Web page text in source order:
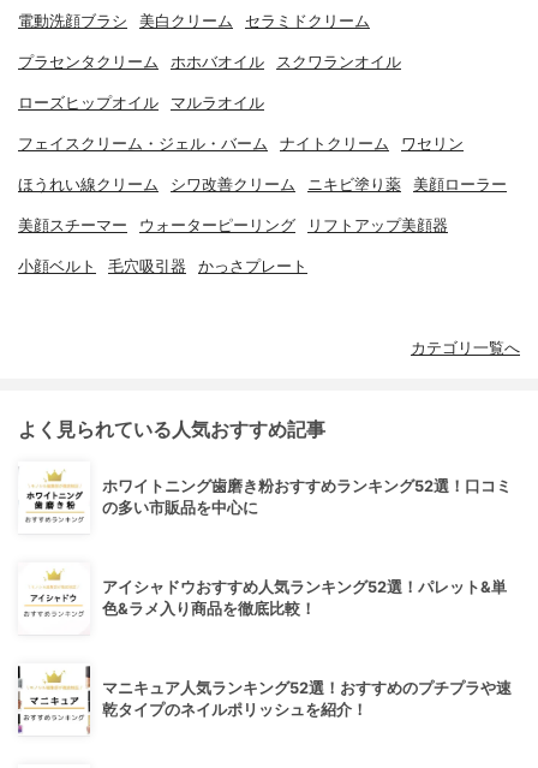
電動洗顔ブラシ 美白クリーム セラミドクリーム
プラセンタクリーム ホホバオイル スクワランオイル
ローズヒップオイル マルラオイル
フェイスクリーム・ジェル・バーム ナイトクリーム ワセリン
ほうれい線クリーム シワ改善クリーム ニキビ塗り薬 美顔ローラー
美顔スチーマー ウォーターピーリング リフトアップ美顔器
小顔ベルト 毛穴吸引器 かっさプレート
カテゴリ一覧へ
よく見られている人気おすすめ記事
ホワイトニング歯磨き粉おすすめランキング52選！口コミ
の多い市販品を中心に
アイシャドウおすすめ人気ランキング52選！パレット&単
色&ラメ入り商品を徹底比較！
マニキュア人気ランキング52選！おすすめのプチプラや速
乾タイプのネイルポリッシュを紹介！